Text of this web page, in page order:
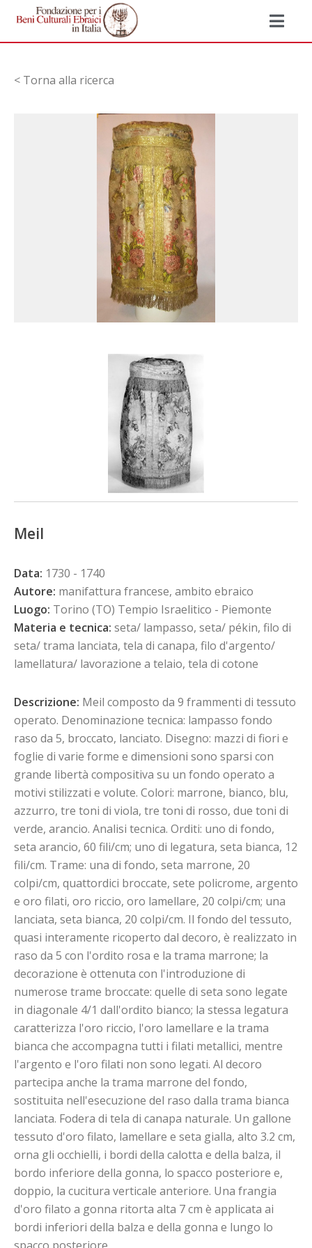
< Torna alla ricerca
Meil
Data: 1730 - 1740
Autore: manifattura francese, ambito ebraico
Luogo: Torino (TO) Tempio Israelitico - Piemonte
Materia e tecnica: seta/ lampasso, seta/ pékin, filo di
seta/ trama lanciata, tela di canapa, filo d'argento/
lamellatura/ lavorazione a telaio, tela di cotone
Descrizione: Meil composto da 9 frammenti di tessuto
operato. Denominazione tecnica: lampasso fondo
raso da 5, broccato, lanciato. Disegno: mazzi di fiori e
foglie di varie forme e dimensioni sono sparsi con
grande libertà compositiva su un fondo operato a
motivi stilizzati e volute. Colori: marrone, bianco, blu,
azzurro, tre toni di viola, tre toni di rosso, due toni di
verde, arancio. Analisi tecnica. Orditi: uno di fondo,
seta arancio, 60 fili/cm; uno di legatura, seta bianca, 12
fili/cm. Trame: una di fondo, seta marrone, 20
colpi/cm, quattordici broccate, sete policrome, argento
e oro filati, oro riccio, oro lamellare, 20 colpi/cm; una
lanciata, seta bianca, 20 colpi/cm. Il fondo del tessuto,
quasi interamente ricoperto dal decoro, è realizzato in
raso da 5 con l'ordito rosa e la trama marrone; la
decorazione è ottenuta con l'introduzione di
numerose trame broccate: quelle di seta sono legate
in diagonale 4/1 dall'ordito bianco; la stessa legatura
caratterizza l'oro riccio, l'oro lamellare e la trama
bianca che accompagna tutti i filati metallici, mentre
l'argento e l'oro filati non sono legati. Al decoro
partecipa anche la trama marrone del fondo,
sostituita nell'esecuzione del raso dalla trama bianca
lanciata. Fodera di tela di canapa naturale. Un gallone
tessuto d'oro filato, lamellare e seta gialla, alto 3.2 cm,
orna gli occhielli, i bordi della calotta e della balza, il
bordo inferiore della gonna, lo spacco posteriore e,
doppio, la cucitura verticale anteriore. Una frangia
d'oro filato a gonna ritorta alta 7 cm è applicata ai
bordi inferiori della balza e della gonna e lungo lo
spacco posteriore.